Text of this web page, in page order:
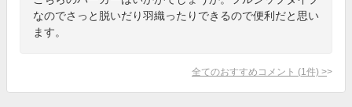
なのでさっと脱いだり羽織ったりできるので便利だと思い
ます。
全てのおすすめコメント (1 件) >